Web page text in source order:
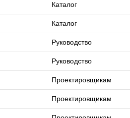
Каталог
Каталог
Руководство
Руководство
Проектировщикам
Проектировщикам